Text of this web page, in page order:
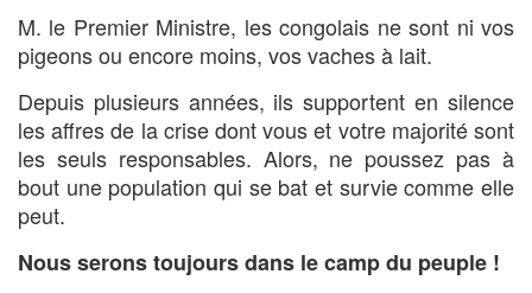
M. le Premier Ministre, les congolais ne sont ni vos
pigeons ou encore moins, vos vaches à lait.
Depuis plusieurs années, ils supportent en silence
les affres de la crise dont vous et votre majorité sont
les seuls responsables. Alors, ne poussez pas à
bout une population qui se bat et survie comme elle
peut.
Nous serons toujours dans le camp du peuple !